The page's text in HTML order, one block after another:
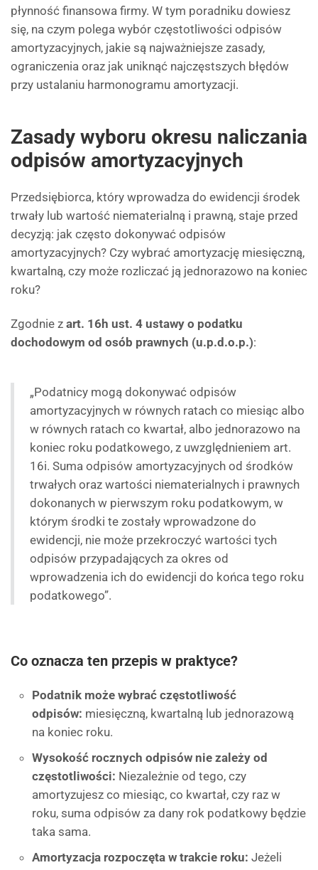
płynność finansowa firmy. W tym poradniku dowiesz
się, na czym polega wybór częstotliwości odpisów
amortyzacyjnych, jakie są najważniejsze zasady,
ograniczenia oraz jak uniknąć najczęstszych błędów
przy ustalaniu harmonogramu amortyzacji.
Zasady wyboru okresu naliczania
odpisów amortyzacyjnych
Przedsiębiorca, który wprowadza do ewidencji środek
trwały lub wartość niematerialną i prawną, staje przed
decyzją: jak często dokonywać odpisów
amortyzacyjnych? Czy wybrać amortyzację miesięczną,
kwartalną, czy może rozliczać ją jednorazowo na koniec
roku?
Zgodnie z art. 16h ust. 4 ustawy o podatku
dochodowym od osób prawnych (u.p.d.o.p.):
„Podatnicy mogą dokonywać odpisów
amortyzacyjnych w równych ratach co miesiąc albo
w równych ratach co kwartał, albo jednorazowo na
koniec roku podatkowego, z uwzględnieniem art.
16i. Suma odpisów amortyzacyjnych od środków
trwałych oraz wartości niematerialnych i prawnych
dokonanych w pierwszym roku podatkowym, w
którym środki te zostały wprowadzone do
ewidencji, nie może przekroczyć wartości tych
odpisów przypadających za okres od
wprowadzenia ich do ewidencji do końca tego roku
podatkowego”.
Co oznacza ten przepis w praktyce?
Podatnik może wybrać częstotliwość
odpisów: miesięczną, kwartalną lub jednorazową
na koniec roku.
Wysokość rocznych odpisów nie zależy od
częstotliwości: Niezależnie od tego, czy
amortyzujesz co miesiąc, co kwartał, czy raz w
roku, suma odpisów za dany rok podatkowy będzie
taka sama.
Amortyzacja rozpoczęta w trakcie roku: Jeżeli